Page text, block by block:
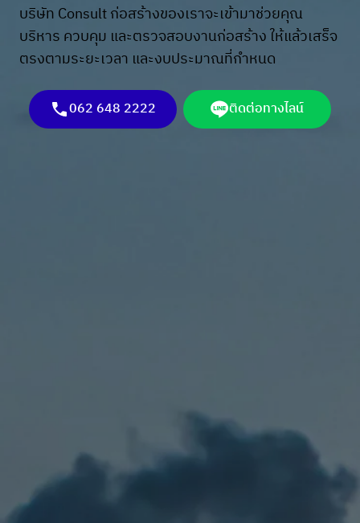
บริษัท Consult ก่อสร้างของเราจะเข้ามาช่วยคุณ
บริหาร ควบคุม และตรวจสอบงานก่อสร้าง ให้แล้วเสร็จ
ตรงตามระยะเวลา และงบประมาณที่กำหนด
062 648 2222 ติดต่อทางไลน์